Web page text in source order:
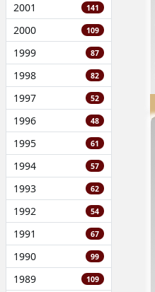
2001 141
2000 109
1999 87
1998 82
1997 52
1996 48
1995 61
1994 57
1993 62
1992 54
1991 67
1990 99
1989 109